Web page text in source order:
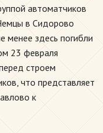
автоматчиков
в Сидорово
менее здесь погибли
23 февраля
строем
что представляет
к